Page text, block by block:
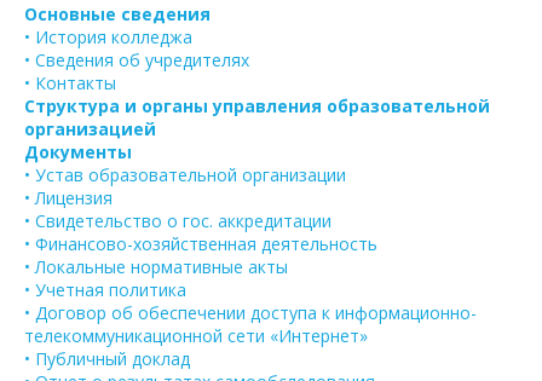
Основные сведения
• История колледжа
• Сведения об учредителях
• Контакты
Структура и органы управления образовательной
организацией
Документы
• Устав образовательной организации
• Лицензия
• Свидетельство о гос. аккредитации
• Финансово-хозяйственная деятельность
• Локальные нормативные акты
• Учетная политика
• Договор об обеспечении доступа к информационно-
телекоммуникационной сети «Интернет»
• Публичный доклад